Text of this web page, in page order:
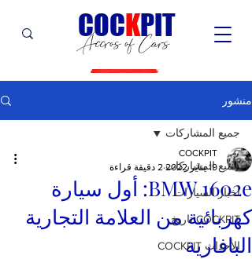
Accros of Cars
COCKPIT
منشور
جميع المشاركات
أخبار السيارات
COCKPIT تاريخ
الأحداث COCKPIT
جميع المشاركات
BMW 1602e: أول سيارة
كهربائية من العلامة التجارية
البافارية
COCKPIT
19 يناير 2022
2 دقيقة قراءة